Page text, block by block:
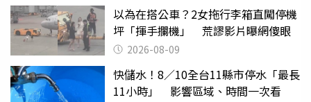
以為在搭公車？2女拖行李箱直闖停機
坪「揮手攔機」 荒謬影片曝網傻眼
2026-08-09
快儲水！8／10全台11縣市停水「最長
11小時」 影響區域、時間一次看